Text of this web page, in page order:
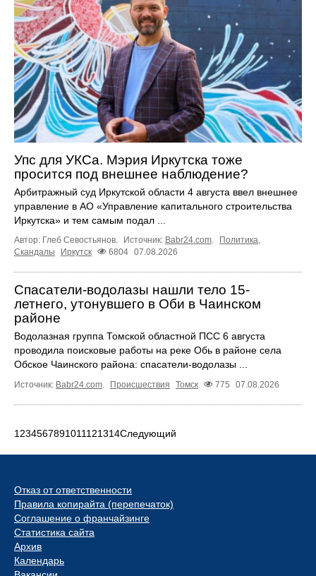
Упс для УКСа. Мэрия Иркутска тоже
просится под внешнее наблюдение?
Арбитражный суд Иркутской области 4 августа ввел внешнее
управление в АО «Управление капитального строительства
Иркутска» и тем самым подал ...
Автор: Глеб Севостьянов. Источник: Babr24.com Политика
Скандалы
Иркутск 6804 07.08.2026
Спасатели-водолазы нашли тело 15-
летнего, утонувшего в Оби в Чаинском
районе
Водолазная группа Томской областной ПСС 6 августа
проводила поисковые работы на реке Обь в районе села
Обское Чаинского района: спасатели-водолазы ...
Источник: Babr24.com. Происшествия Томск 775 07.08.2026
1 234567891011121314Следующий
Отказ от ответственности
Правила копирайта (перепечаток)
Соглашение о франчайзинге
Статистика сайта
Архив
Календарь